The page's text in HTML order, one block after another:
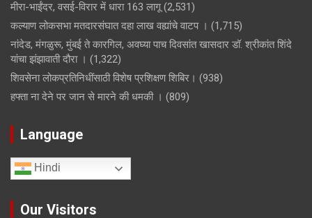
मीरा-भाईंदर, वसई-विरार में धारा 163 लागू (2,531)
कल्याण लोकसभा मतदारसंघात दहा लाख वह्यांचे वाटप । (1,715)
नांदेड, मंगळुरू, मुंबई ते कारगिल, अवघ्या पाच दिवसांत खासदार डॉ. श्रीकांत शिंदे
यांचा झंझावाती दौरा । (1,322)
शिवसेना लोकप्रतिनिधींसाठी विशेष प्रशिक्षण शिबिर। (938)
हफ्ता ना देने पर जान से मारने की धमकी । (809)
Language
Hindi
Our Visitors